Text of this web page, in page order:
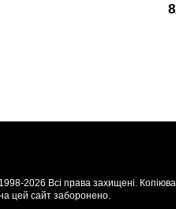
2026 Всі права захищені.
цей сайт заборонено.